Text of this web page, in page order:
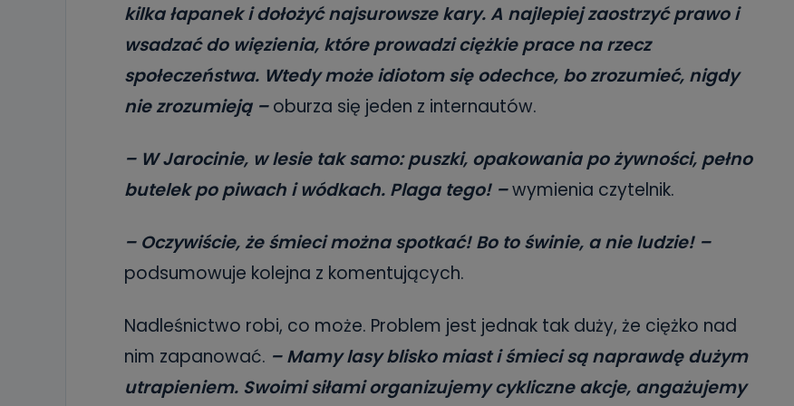
kilka łapanek i dołożyć najsurowsze kary. A najlepiej zaostrzyć prawo i
wsadzać do więzienia, które prowadzi ciężkie prace na rzecz
społeczeństwa. Wtedy może idiotom się odechce, bo zrozumieć, nigdy
nie zrozumieją – oburza się jeden z internautów.
– W Jarocinie, w lesie tak samo: puszki, opakowania po żywności, pełno
butelek po piwach i wódkach. Plaga tego! –wymienia czytelnik.
– Oczywiście, że śmieci można spotkać! Bo to świnie, a nie ludzie! –
podsumowuje kolejna z komentujących.
Nadleśnictwo robi, co może. Problem jest jednak tak duży, że ciężko nad
nim zapanować. – Mamy lasy blisko miast i śmieci są naprawdę dużym
utrapieniem. Swoimi siłami organizujemy cykliczne akcje, angażujemy